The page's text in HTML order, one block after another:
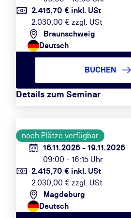
2.415,70 € inkl. USt
2.030,00 € zzgl. USt
Braunschweig
Deutsch
Details zum Seminar
BUCHEN
noch Plätze verfügbar
16.11.2026 - 19.11.2026
09:00 - 16:15 Uhr
2.415,70 € inkl. USt
2.030,00 € zzgl. USt
Magdeburg
Deutsch